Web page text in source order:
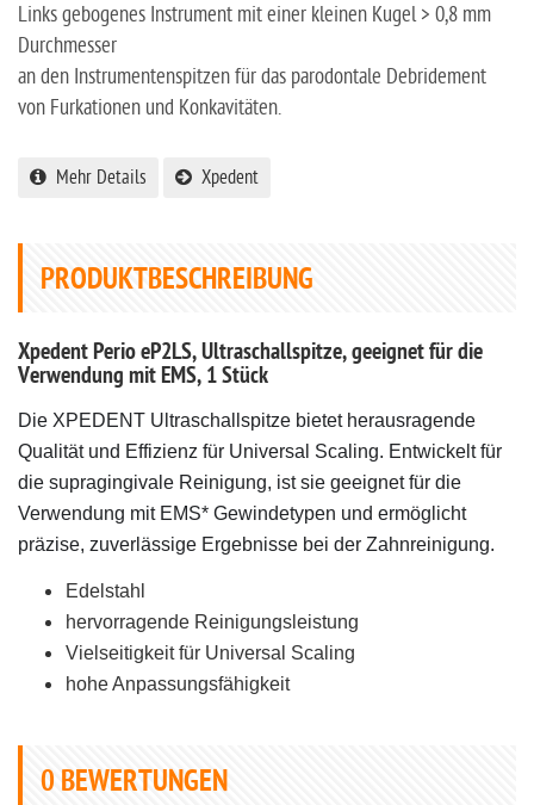
Links gebogenes Instrument mit einer kleinen Kugel > 0,8 mm
Durchmesser
an den Instrumentenspitzen für das parodontale Debridement
von Furkationen und Konkavitäten.
Mehr Details Xpedent
PRODUKTBESCHREIBUNG
Xpedent Perio eP2LS, Ultraschallspitze, geeignet für die
Verwendung mit EMS, 1 Stück
Die XPEDENT Ultraschallspitze bietet herausragende
Qualität und Effizienz für Universal Scaling. Entwickelt für
die supragingivale Reinigung, ist sie geeignet für die
Verwendung mit EMS* Gewindetypen und ermöglicht
präzise, zuverlässige Ergebnisse bei der Zahnreinigung.
Edelstahl
hervorragende Reinigungsleistung
Vielseitigkeit für Universal Scaling
hohe Anpassungsfähigkeit
0 BEWERTUNGEN